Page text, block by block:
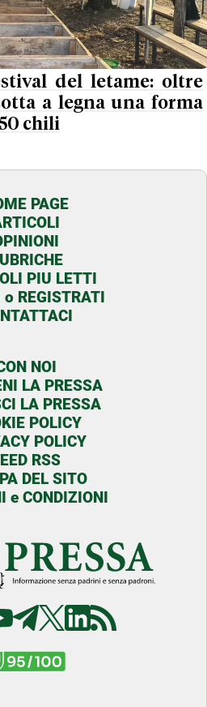
del letame: oltre
a legna una forma
chili
PAGE
PIU LETTI
o REGISTRATI
NOI
LA PRESSA
LA PRESSA
POLICY
POLICY
RSS
DEL SITO
e CONDIZIONI